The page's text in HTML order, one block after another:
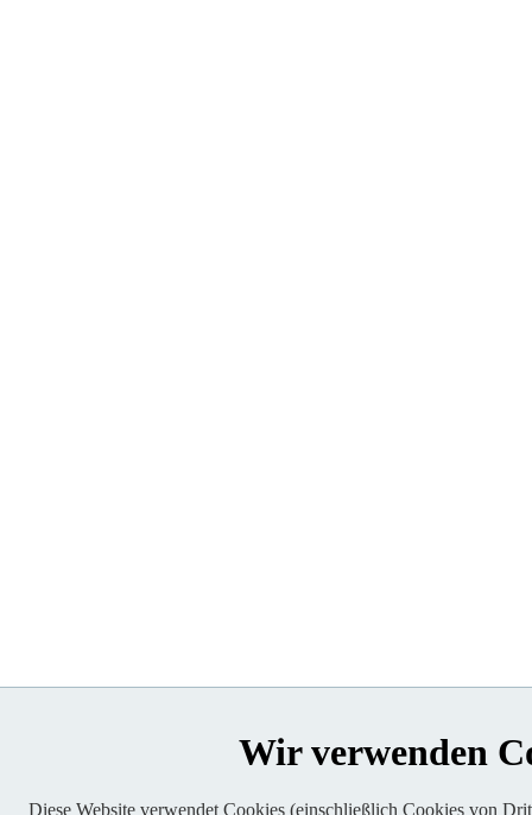
Wir verwenden
Diese Website verwendet Cookies (einschließlich Cookies von